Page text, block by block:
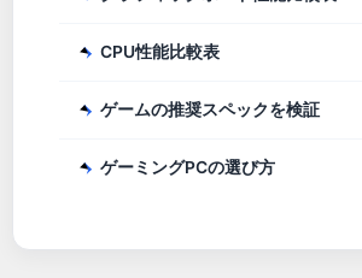
CPU性能比較表
ゲームの推奨スペックを検証
ゲーミングPCの選び方